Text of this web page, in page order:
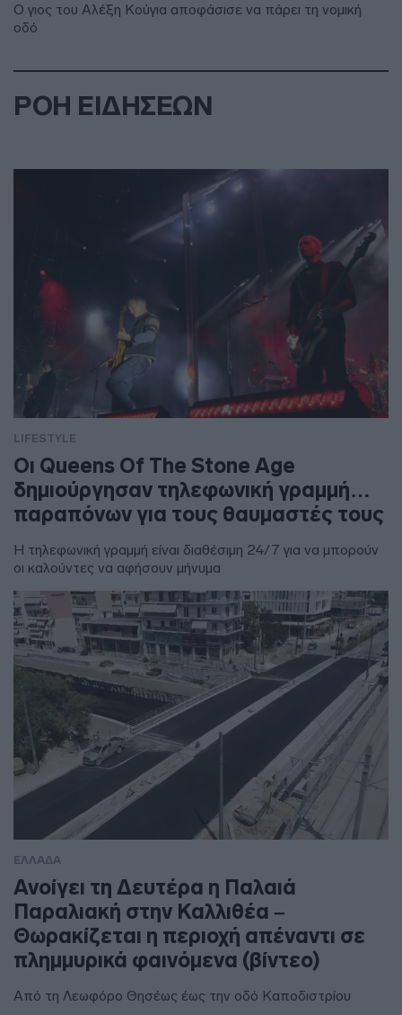
Ο γιος του Αλέξη Κούγια αποφάσισε να πάρει τη νομική
οδό
ΡΟΗ ΕΙΔΗΣΕΩΝ
LIFESTYLE
Οι Queens Of The Stone Age
δημιούργησαν τηλεφωνική γραμμή…
παραπόνων για τους θαυμαστές τους
Η τηλεφωνική γραμμή είναι διαθέσιμη 24/7 για να μπορούν
οι καλούντες να αφήσουν μήνυμα
ΕΛΛΑΔΑ
Ανοίγει τη Δευτέρα η Παλαιά
Παραλιακή στην Καλλιθέα –
Θωρακίζεται η περιοχή απέναντι σε
πλημμυρικά φαινόμενα (βίντεο)
Από τη Λεωφόρο Θησέως έως την οδό Καποδιστρίου